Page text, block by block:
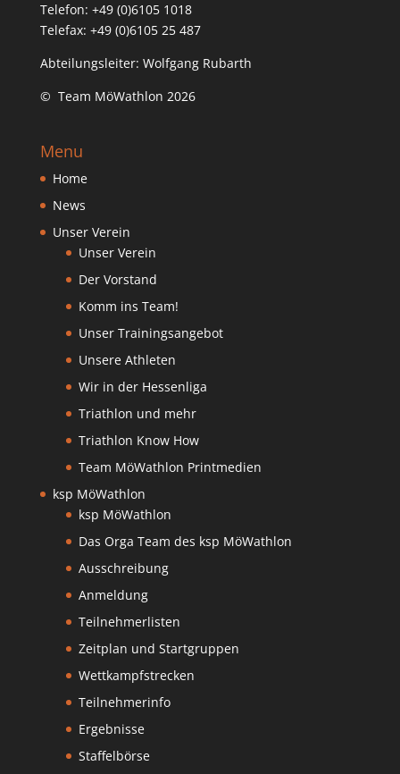
Telefon: +49 (0)6105 1018
Telefax: +49 (0)6105 25 487
Abteilungsleiter: Wolfgang Rubarth
© Team MöWathlon 2026
Menu
Home
News
Unser Verein
Unser Verein
Der Vorstand
Komm ins Team!
Unser Trainingsangebot
Unsere Athleten
Wir in der Hessenliga
Triathlon und mehr
Triathlon Know How
Team MöWathlon Printmedien
ksp MöWathlon
ksp MöWathlon
Das Orga Team des ksp MöWathlon
Ausschreibung
Anmeldung
Teilnehmerlisten
Zeitplan und Startgruppen
Wettkampfstrecken
Teilnehmerinfo
Ergebnisse
Staffelbörse